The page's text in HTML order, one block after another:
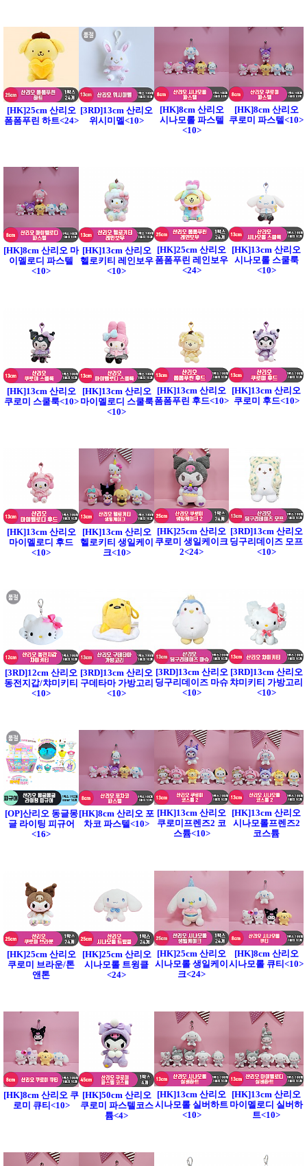
[HK]25cm 산리오
폼폼푸린 하트<24>
[3RD]13cm 산리오
위시미멜<10>
[HK]8cm 산리오
시나모롤 파스텔
<10>
[HK]8cm 산리오
쿠로미 파스텔<10>
[HK]8cm 산리오 마
이멜로디 파스텔
<10>
[HK]13cm 산리오
헬로키티 레인보우
<10>
[HK]25cm 산리오
폼폼푸린 레인보우
<24>
[HK]13cm 산리오
시나모롤 스쿨룩
<10>
[HK]13cm 산리오
쿠로미 스쿨룩<10>
[HK]13cm 산리오
마이멜로디 스쿨룩
<10>
[HK]13cm 산리오
폼폼푸린 후드<10>
[HK]13cm 산리오
쿠로미 후드<10>
[HK]13cm 산리오
마이멜로디 후드
<10>
[HK]13cm 산리오
헬로키티 생일케이
크<10>
[HK]25cm 산리오
쿠로미 생일케이크
2<24>
[3RD]13cm 산리오
딩구리데이즈 모프
<10>
[3RD]12cm 산리오
동전지갑/챠미키티
<10>
[3RD]13cm 산리오
구데타마 가방고리
<10>
[3RD]13cm 산리오
딩구리데이즈 마슈
<10>
[3RD]13cm 산리오
챠미키티 가방고리
<10>
[OP]산리오 동글몽
글 라이팅 피규어
<16>
[HK]8cm 산리오 포
차코 파스텔<10>
[HK]13cm 산리오
쿠로미프렌즈2 코
스튬<10>
[HK]13cm 산리오
시나모롤프렌즈2
코스튬
[HK]25cm 산리오
쿠로미 브라운/톤
앤톤
[HK]25cm 산리오
시나모롤 트윙클
<24>
[HK]25cm 산리오
시나모롤 생일케이
크<24>
[HK]8cm 산리오
시나모롤 큐티<10>
[HK]8cm 산리오 쿠
로미 큐티<10>
[HK]50cm 산리오
쿠로미 파스텔코스
튬<4>
[HK]13cm 산리오
시나모롤 실버하트
<10>
[HK]13cm 산리오
마이멜로디 실버하
트<10>